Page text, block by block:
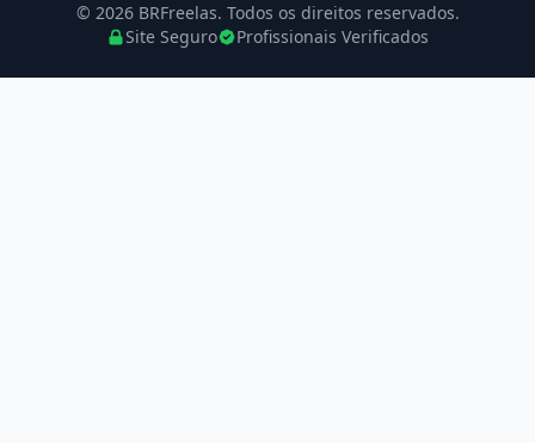
© 2026 BRFreelas. Todos os direitos reservados.
Site Seguro
Profissionais Verificados